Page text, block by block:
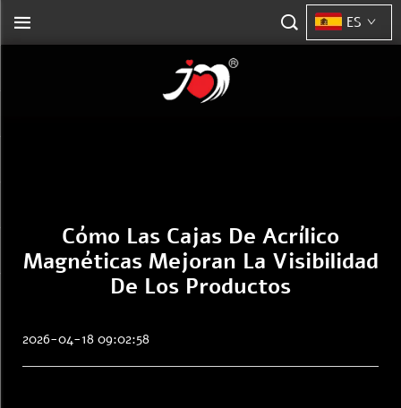
ES
Cómo Las Cajas De Acrílico
Magnéticas Mejoran La Visibilidad
De Los Productos
2026-04-18 09:02:58